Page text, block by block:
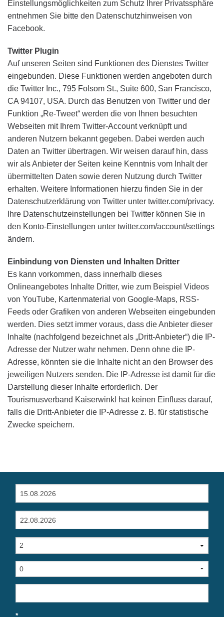
Einstellungsmöglichkeiten zum Schutz Ihrer Privatssphäre
entnehmen Sie bitte den Datenschutzhinweisen von
Facebook.
Twitter Plugin
Auf unseren Seiten sind Funktionen des Dienstes Twitter
eingebunden. Diese Funktionen werden angeboten durch
die Twitter Inc., 795 Folsom St., Suite 600, San Francisco,
CA 94107, USA. Durch das Benutzen von Twitter und der
Funktion „Re-Tweet“ werden die von Ihnen besuchten
Webseiten mit Ihrem Twitter-Account verknüpft und
anderen Nutzern bekannt gegeben. Dabei werden auch
Daten an Twitter übertragen. Wir weisen darauf hin, dass
wir als Anbieter der Seiten keine Kenntnis vom Inhalt der
übermittelten Daten sowie deren Nutzung durch Twitter
erhalten. Weitere Informationen hierzu finden Sie in der
Datenschutzerklärung von Twitter unter twitter.com/privacy.
Ihre Datenschutzeinstellungen bei Twitter können Sie in
den Konto-Einstellungen unter twitter.com/account/settings
ändern.
Einbindung von Diensten und Inhalten Dritter
Es kann vorkommen, dass innerhalb dieses
Onlineangebotes Inhalte Dritter, wie zum Beispiel Videos
von YouTube, Kartenmaterial von Google-Maps, RSS-
Feeds oder Grafiken von anderen Webseiten eingebunden
werden. Dies setzt immer voraus, dass die Anbieter dieser
Inhalte (nachfolgend bezeichnet als „Dritt-Anbieter“) die IP-
Adresse der Nutzer wahr nehmen. Denn ohne die IP-
Adresse, könnten sie die Inhalte nicht an den Browser des
jeweiligen Nutzers senden. Die IP-Adresse ist damit für die
Darstellung dieser Inhalte erforderlich. Der
Tourismusverband Kaiserwinkl hat keinen Einfluss darauf,
falls die Dritt-Anbieter die IP-Adresse z. B. für statistische
Zwecke speichern.